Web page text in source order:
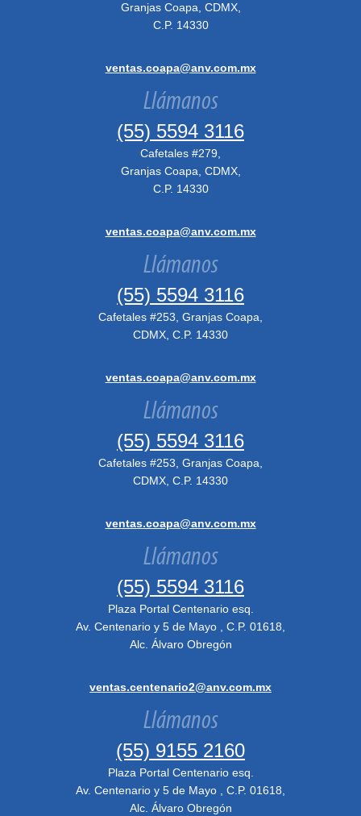
Granjas Coapa, CDMX,
C.P. 14330
ventas.coapa@anv.com.mx
Llámanos
(55) 5594 3116
Cafetales #279,
Granjas Coapa, CDMX,
C.P. 14330
ventas.coapa@anv.com.mx
Llámanos
(55) 5594 3116
Cafetales #253, Granjas Coapa,
CDMX, C.P. 14330
ventas.coapa@anv.com.mx
Llámanos
(55) 5594 3116
Cafetales #253, Granjas Coapa,
CDMX, C.P. 14330
ventas.coapa@anv.com.mx
Llámanos
(55) 5594 3116
Plaza Portal Centenario esq.
Av. Centenario y 5 de Mayo , C.P. 01618,
Alc. Álvaro Obregón
ventas.centenario2@anv.com.mx
Llámanos
(55) 9155 2160
Plaza Portal Centenario esq.
Av. Centenario y 5 de Mayo , C.P. 01618,
Alc. Álvaro Obregón